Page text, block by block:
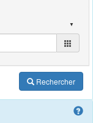
Rechercher